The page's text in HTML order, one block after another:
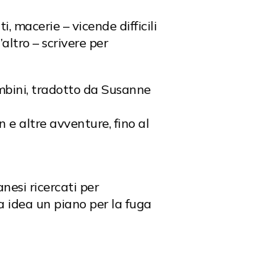
macerie – vicende difficili
– scrivere per
tradotto da Susanne
e altre avventure, fino al
ricercati per
idea un piano per la fuga